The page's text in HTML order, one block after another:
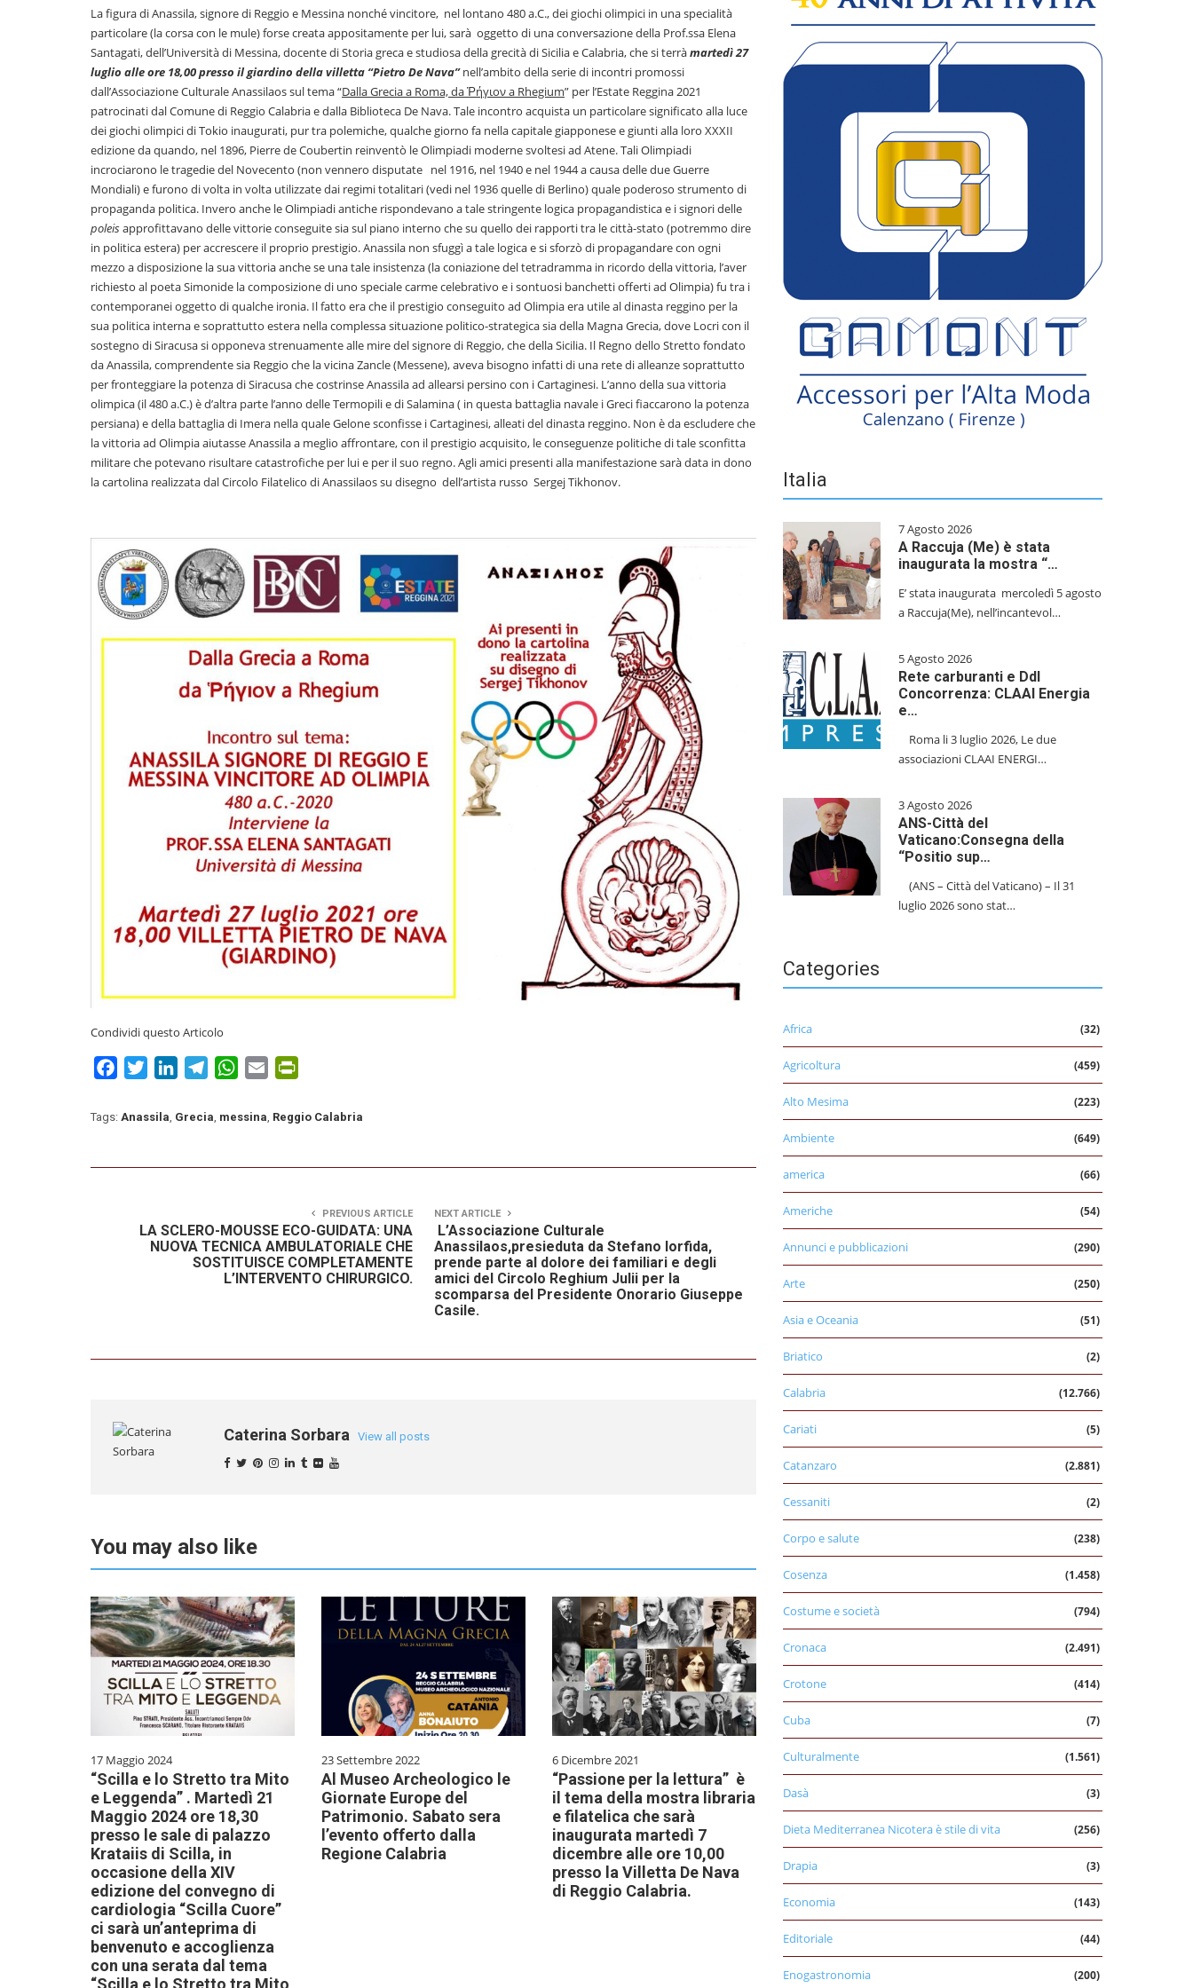
La figura di Anassila, signore di Reggio e Messina nonché vincitore, nel lontano 480 a.C., dei giochi olimpici in una specialità
particolare (la corsa con le mule) forse creata appositamente per lui, sarà oggetto di una conversazione della Prof.ssa Elena
Santagati, dell’Università di Messina, docente di Storia greca e studiosa della grecità di Sicilia e Calabria, che si terràmartedì 27
luglio alle ore 18,00 presso il giardino della villetta “Pietro De Nava”nell’ambito della serie di incontri promossi
dall’Associazione Culturale Anassilaos sul tema “Dalla Grecia a Roma, daῬήγιoνa Rhegium” per l’Estate Reggina 2021
patrocinati dal Comune di Reggio Calabria e dalla Biblioteca De Nava. Tale incontro acquista un particolare significato alla luce
dei giochi olimpici di Tokio inaugurati, pur tra polemiche, qualche giorno fa nella capitale giapponese e giunti alla loro XXXII
edizione da quando, nel 1896, Pierre de Coubertin reinventò le Olimpiadi moderne svoltesi ad Atene. Tali Olimpiadi
incrociarono le tragedie del Novecento (non vennero disputate nel 1916, nel 1940 e nel 1944 a causa delle due Guerre
Mondiali) e furono di volta in volta utilizzate dai regimi totalitari (vedi nel 1936 quelle di Berlino) quale poderoso strumento di
propaganda politica. Invero anche le Olimpiadi antiche rispondevano a tale stringente logica propagandistica e i signori delle
poleisapprofittavano delle vittorie conseguite sia sul piano interno che su quello dei rapporti tra le città-stato (potremmo dire
in politica estera) per accrescere il proprio prestigio. Anassila non sfuggì a tale logica e si sforzò di propagandare con ogni
mezzo a disposizione la sua vittoria anche se una tale insistenza (la coniazione del tetradramma in ricordo della vittoria, l’aver
richiesto al poeta Simonide la composizione di uno speciale carme celebrativo e i sontuosi banchetti offerti ad Olimpia) fu tra i
contemporanei oggetto di qualche ironia. Il fatto era che il prestigio conseguito ad Olimpia era utile al dinasta reggino per la
sua politica interna e soprattutto estera nella complessa situazione politico-strategica sia della Magna Grecia, dove Locri con il
sostegno di Siracusa si opponeva strenuamente alle mire del signore di Reggio, che della Sicilia. Il Regno dello Stretto fondato
da Anassila, comprendente sia Reggio che la vicina Zancle (Messene), aveva bisogno infatti di una rete di alleanze soprattutto
per fronteggiare la potenza di Siracusa che costrinse Anassila ad allearsi persino con i Cartaginesi. L’anno della sua vittoria
olimpica (il 480 a.C.) è d’altra parte l’anno delle Termopili e di Salamina ( in questa battaglia navale i Greci fiaccarono la potenza
persiana) e della battaglia di Imera nella quale Gelone sconfisse i Cartaginesi, alleati del dinasta reggino. Non è da escludere che
la vittoria ad Olimpia aiutasse Anassila a meglio affrontare, con il prestigio acquisito, le conseguenze politiche di tale sconfitta
militare che potevano risultare catastrofiche per lui e per il suo regno. Agli amici presenti alla manifestazione sarà data in dono
la cartolina realizzata dal Circolo Filatelico di Anassilaos su disegno dell’artista russo Sergej Tikhonov.
Condividi questo Articolo
FacebookTwitterLinkedInTelegramWhatsApp
Email
Tags: Anassila, Grecia, messina, Reggio Calabria
PREVIOUS ARTICLE
LA SCLERO-MOUSSE ECO-GUIDATA: UNA
NUOVA TECNICA AMBULATORIALE CHE
SOSTITUISCE COMPLETAMENTE
L’INTERVENTO CHIRURGICO.
NEXT ARTICLE
L’Associazione Culturale
Anassilaos,presieduta da Stefano Iorfida,
prende parte al dolore dei familiari e degli
amici del Circolo Reghium Julii per la
scomparsa del Presidente Onorario Giuseppe
Casile.
Caterina Sorbara View all posts
You may also like
17 Maggio 2024
“Scilla e lo Stretto tra Mito
e Leggenda” . Martedì 21
Maggio 2024 ore 18,30
presso le sale di palazzo
Krataiis di Scilla, in
occasione della XIV
edizione del convegno di
cardiologia “Scilla Cuore”
ci sarà un’anteprima di
benvenuto e accoglienza
con una serata dal tema
“Scilla e lo Stretto tra Mito
23 Settembre 2022
Al Museo Archeologico le
Giornate Europe del
Patrimonio. Sabato sera
l’evento offerto dalla
Regione Calabria
6 Dicembre 2021
“Passione per la lettura” è
il tema della mostra libraria
e filatelica che sarà
inaugurata martedì 7
dicembre alle ore 10,00
presso la Villetta De Nava
di Reggio Calabria.
Italia
7 Agosto 2026
A Raccuja (Me) è stata
inaugurata la mostra “…
E’ stata inaugurata mercoledì 5 agosto
a Raccuja(Me), nell’incantevol…
5 Agosto 2026
Rete carburanti e Ddl
Concorrenza: CLAAI Energia
e…
​Roma li 3 luglio 2026, Le due
associazioni CLAAI ENERGI…
3 Agosto 2026
ANS-Città del
Vaticano:Consegna della
“Positio sup…
(ANS – Città del Vaticano) – Il 31
luglio 2026 sono stat…
Categories
Africa (32)
Agricoltura (459)
Alto Mesima (223)
Ambiente (649)
america (66)
Americhe (54)
Annunci e pubblicazioni (290)
Arte (250)
Asia e Oceania (51)
Briatico (2)
Calabria (12.766)
Cariati (5)
Catanzaro (2.881)
Cessaniti (2)
Corpo e salute (238)
Cosenza (1.458)
Costume e società (794)
Cronaca (2.491)
Crotone (414)
Cuba (7)
Culturalmente (1.561)
Dasà (3)
Dieta Mediterranea Nicotera è stile di vita (256)
Drapia (3)
Economia (143)
Editoriale (44)
Enogastronomia (200)